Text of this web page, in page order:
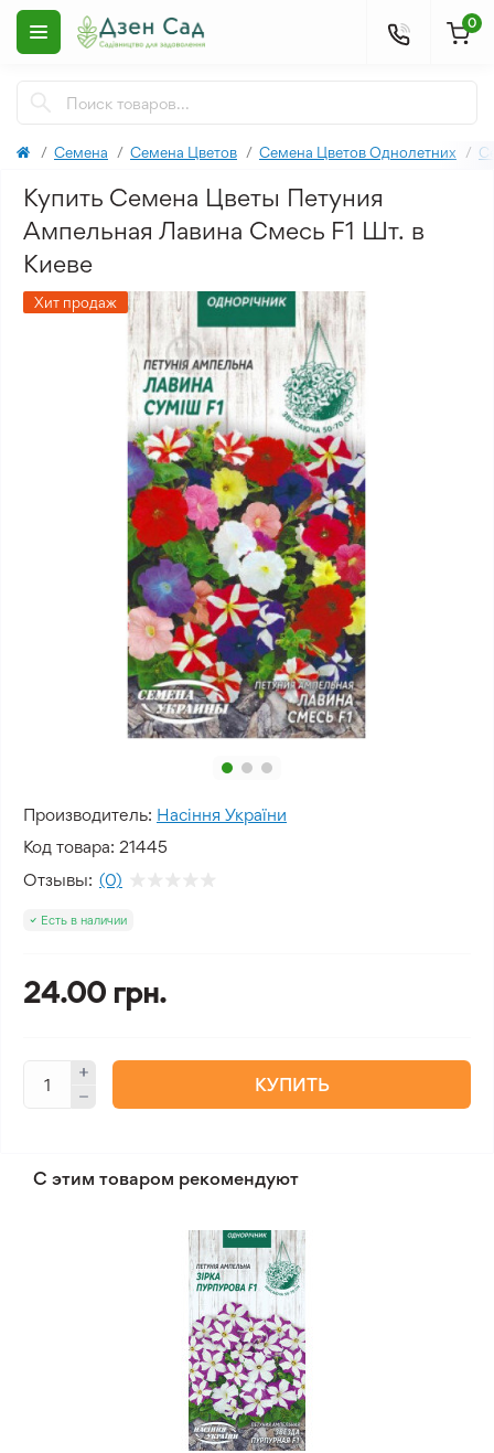
0
Семена Семена Цветов Семена Цветов Однолетних
Купить Семена Цветы Петуния
Ампельная Лавина Смесь F1 Шт. в
Киеве
Хит продаж
Производитель: Насіння України
Код товара: 21445
Отзывы: (0)
Есть в наличии
24.00 грн.
КУПИТЬ
С этим товаром рекомендуют